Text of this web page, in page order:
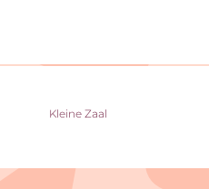
Kleine Zaal